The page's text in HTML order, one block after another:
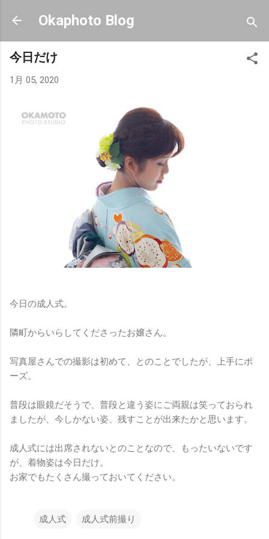
スキップしてメイン コンテンツに移動
Okaphoto Blog
今日だけ
1月 05, 2020
今日の成人式。
隣町からいらしてくださったお嬢さん。
写真屋さんでの撮影は初めて、とのことでしたが、上手にポ
ーズ。
普段は眼鏡だそうで、普段と違う姿にご両親は笑っておられ
ましたが、今しかない姿、残すことが出来たかと思います。
成人式には出席されないとのことなので、もったいないです
が、着物姿は今日だけ。
お家でもたくさん撮っておいてください。
成人式 成人式前撮り